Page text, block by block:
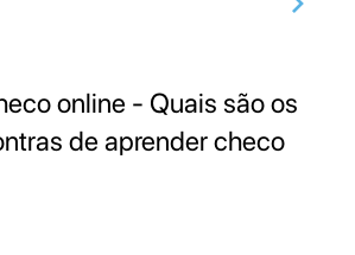
online - Quais são os
de aprender checo